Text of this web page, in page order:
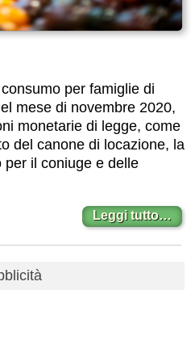
per famiglie di
mese di novembre 2020,
monetarie di legge, come
del canone di locazione, la
per il coniuge e delle
Leggi tutto…